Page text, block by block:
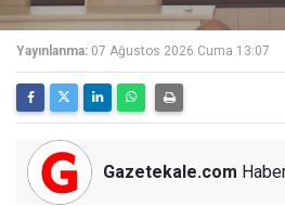
Yayınlanma: 07 Ağustos 2026 Cuma 13:07
Gazetekale.com